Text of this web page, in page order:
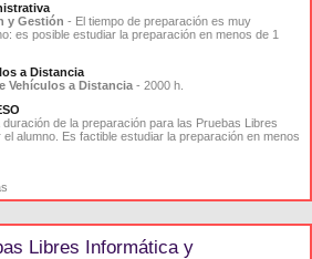
y Gestión - El tiempo de preparación es muy
es posible estudiar la preparación en menos de 1
a Distancia
Vehículos a Distancia - 2000 h.
duración de la preparación para las Pruebas Libres
alumno. Es factible estudiar la preparación en menos
Libres Informática y